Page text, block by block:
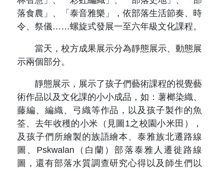
落食農」、「泰音雅樂」，依部落生活節奏、時
令、祭儀……螺旋式發展一至六年級文化課程。
當天，校方成果展示分為靜態展示、動態展
示兩個部分。
靜態展示，展示了孩子們藝術課程的視覺藝
術作品以及文化課的小小成品，如：薯榔染織、
藤編、編織、弓織等作品，以及孩子製作的魚
筌、去年收穫的小米（見圖1之校園小米田），
及孩子們所繪製的族語繪本、泰雅族北遷路線
圖、Pskwalan（白蘭）部落泰雅人遷徙路線
圖，還有部落水質調查研究心得以及師生們以